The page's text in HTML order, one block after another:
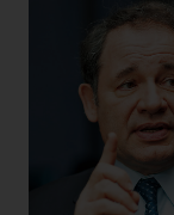
受付時間
暇、年末年始
歯科医療従
ディーラー
業所へお問